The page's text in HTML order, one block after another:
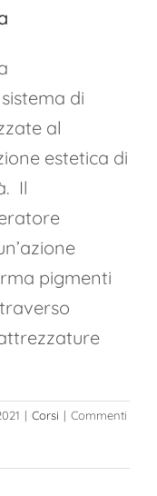
di
al
estetica di
Il
pigmenti
| Corsi | Commenti